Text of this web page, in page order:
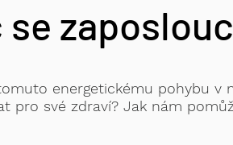
energetickému pohybu v
pro své zdraví? Jak nám